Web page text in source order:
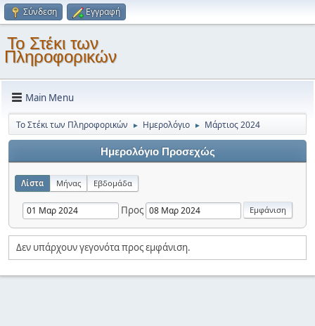
Σύνδεση Εγγραφή
Το Στέκι των
Πληροφορικών
Main Menu
Το Στέκι των Πληροφορικών ► Ημερολόγιο ► Μάρτιος 2024
Ημερολόγιο Προσεχώς
Λίστα Μήνας Εβδομάδα
Προς
Δεν υπάρχουν γεγονότα προς εμφάνιση.